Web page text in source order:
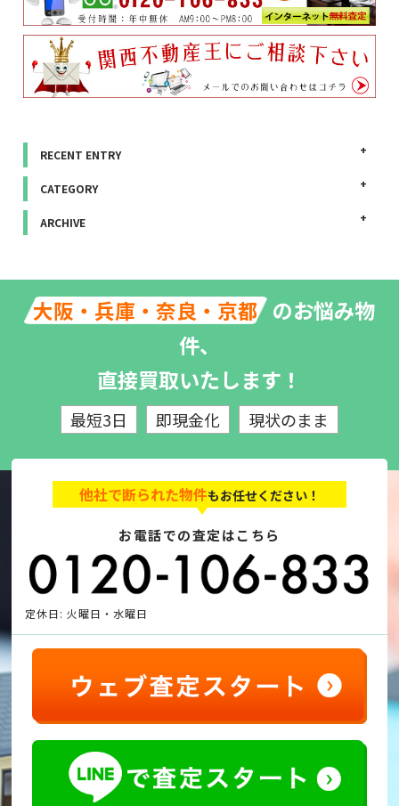
RECENT ENTRY
CATEGORY
ARCHIVE
大阪・兵庫・奈良・京都 のお悩み物
件、
直接買取いたします！
最短3日 即現金化 現状のまま
他社で断られた物件もお任せください！
お電話での査定はこちら
定休日: 火曜日・水曜日